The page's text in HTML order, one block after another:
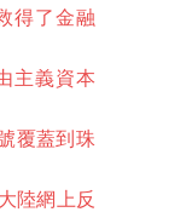
得了金融
主義資本
覆蓋到珠
陸網上反